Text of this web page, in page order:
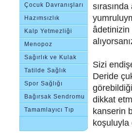
Çocuk Davranışları
Hazımsızlık
Kalp Yetmezliği
Menopoz
Sağırlık ve Kulak
Çınlaması
Tatilde Sağlık
Spor Sağlığı
Bağırsak Sendromu
Tamamlayıcı Tıp
âdetinizin
Sizi
Deride
dikkat
kanserin
koşuluyla